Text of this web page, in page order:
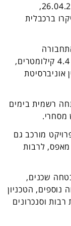
הסיור ה-13 של הגילדה התקיים בתאריך 26.04.22,
ברכבלית
הציבורית הראשון בישראל, במסלול באורך 4.4 קילומטרים,
רשמית בימים
מורכב גם
לרבות
שכנים,
נוספים, הטכניון
וסנכרונים